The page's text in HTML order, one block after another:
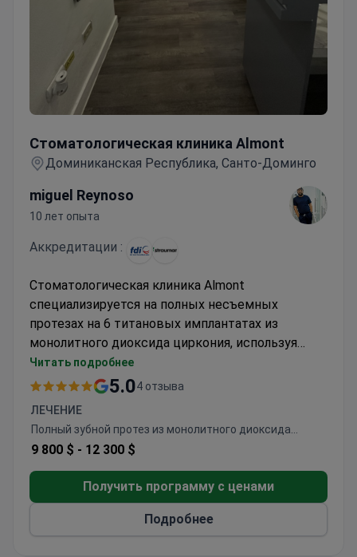
Стоматологическая клиника Almont
Доминиканская Республика, Санто-Доминго
miguel Reynoso
10 лет опыта
Аккредитации :
Стоматологическая клиника Almont
специализируется на полных несъемных
протезах на 6 титановых имплантатах из
монолитного диоксида циркония, используя
передовые технологии для достижения
оптимальных результатов. Стоимость
300 долларов США. Доктор Мигель Рейносо
возглавляет команду, имея 10 лет опыта опыта
в области дентальной имплантации и оральной
реабилитации. Ежегодно клиника принимает
около 300 иностранных пациентов.
Читать подробнее
5.04 отзыва
ЛЕЧЕНИЕ
Полный зубной протез из монолитного диоксида
циркония на 6 титановых имплантах
9 800 $ - 12 300 $
Получить программу с ценами
Подробнее